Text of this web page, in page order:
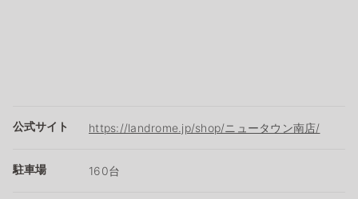
公式サイト https://landrome.jp/shop/ニュータウン南店/
駐車場 160台